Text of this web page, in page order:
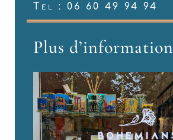
Tel : 06 60 49 94 94
Plus d’information